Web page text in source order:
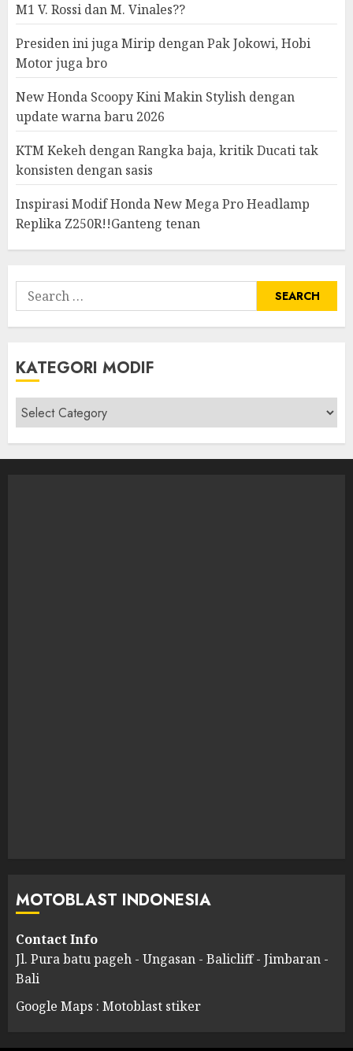
M1 V. Rossi dan M. Vinales??
Presiden ini juga Mirip dengan Pak Jokowi, Hobi
Motor juga bro
New Honda Scoopy Kini Makin Stylish dengan
update warna baru 2026
KTM Kekeh dengan Rangka baja, kritik Ducati tak
konsisten dengan sasis
Inspirasi Modif Honda New Mega Pro Headlamp
Replika Z250R!!Ganteng tenan
Search
for:
KATEGORI MODIF
Kategori
modif
MOTOBLAST INDONESIA
Contact Info
Jl. Pura batu pageh - Ungasan - Balicliff - Jimbaran -
Bali
Google Maps : Motoblast stiker